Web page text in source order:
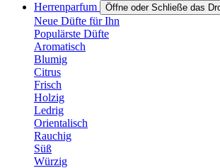
Herrenparfum
Öffne oder Schließe das
Neue Düfte für Ihn
Populärste Düfte
Aromatisch
Blumig
Citrus
Frisch
Holzig
Ledrig
Orientalisch
Rauchig
Süß
Würzig